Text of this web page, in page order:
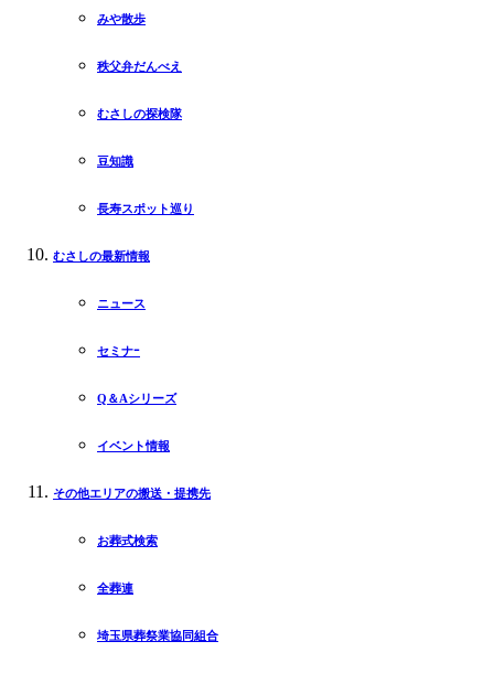
みや散歩
秩父弁だんべえ
むさしの探検隊
豆知識
長寿スポット巡り
むさしの最新情報
ニュース
セミナｰ
Q＆Aシリーズ
イベント情報
その他エリアの搬送・提携先
お葬式検索
全葬連
埼玉県葬祭業協同組合